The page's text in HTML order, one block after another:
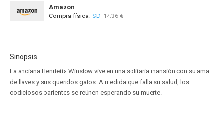
Amazon
Compra física: SD 14.36 €
Sinopsis
La anciana Henrietta Winslow vive en una solitaria mansión con su ama
de llaves y sus queridos gatos. A medida que falla su salud, los
codiciosos parientes se reúnen esperando su muerte.